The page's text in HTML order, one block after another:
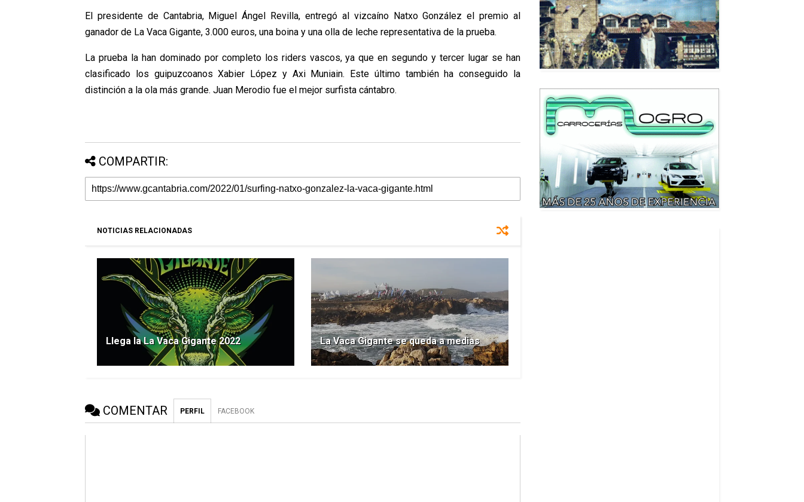
El presidente de Cantabria, Miguel Ángel Revilla, entregó al vizcaíno Natxo González el premio al
ganador de La Vaca Gigante, 3.000 euros, una boina y una olla de leche representativa de la prueba.
La prueba la han dominado por completo los riders vascos, ya que en segundo y tercer lugar se han
clasificado los guipuzcoanos Xabier López y Axi Muniain. Este último también ha conseguido la
distinción a la ola más grande. Juan Merodio fue el mejor surfista cántabro.
COMPARTIR:
NOTICIAS RELACIONADAS
Llega la La Vaca Gigante 2022 La Vaca Gigante se queda a medias
COMENTAR PERFIL FACEBOOK